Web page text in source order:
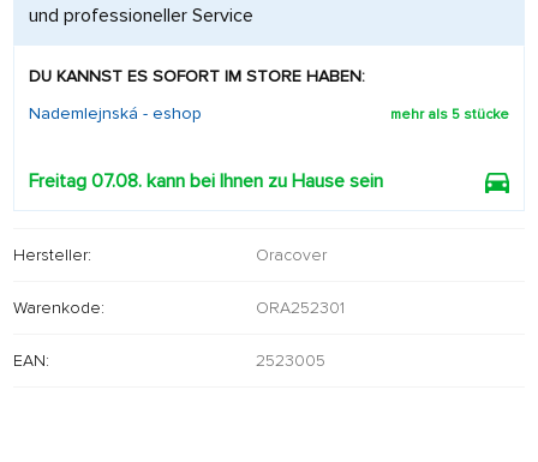
und professioneller Service
DU KANNST ES SOFORT IM STORE HABEN:
Nademlejnská - eshop
mehr als 5 stücke
Freitag 07.08. kann bei Ihnen zu Hause sein
Hersteller: Oracover
Warenkode: ORA252301
EAN: 2523005